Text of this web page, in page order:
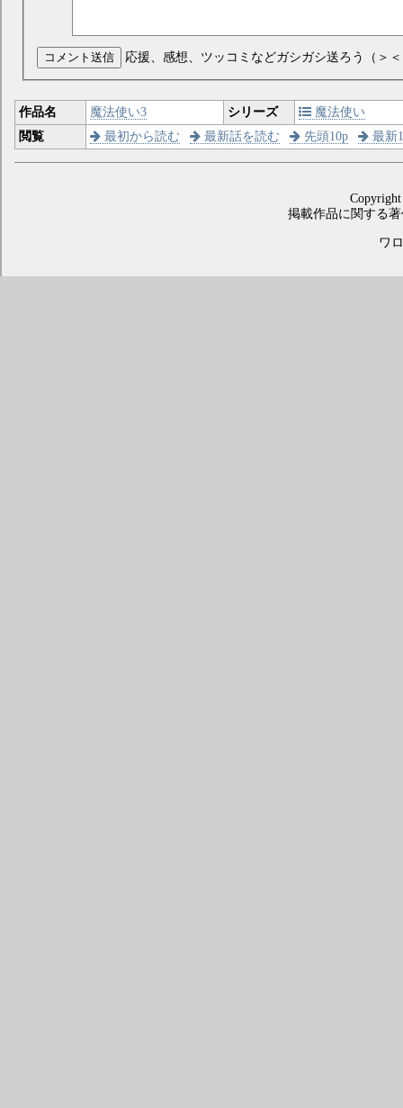
コメント送信 応援、感想、ツッコミなどガシガシ送ろう（＞
作品名 魔法使い3 シリーズ
魔法使い
閲覧
最初から読む 最新話を読む 先頭10p 最新
掲載作品に関する
ワ